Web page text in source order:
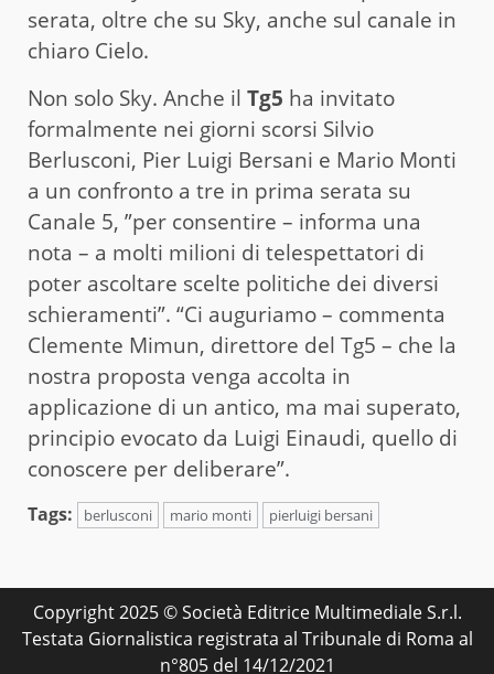
serata, oltre che su Sky, anche sul canale in
chiaro Cielo.
Non solo Sky. Anche il Tg5 ha invitato
formalmente nei giorni scorsi Silvio
Berlusconi, Pier Luigi Bersani e Mario Monti
a un confronto a tre in prima serata su
Canale 5, ”per consentire – informa una
nota – a molti milioni di telespettatori di
poter ascoltare scelte politiche dei diversi
schieramenti”. “Ci auguriamo – commenta
Clemente Mimun, direttore del Tg5 – che la
nostra proposta venga accolta in
applicazione di un antico, ma mai superato,
principio evocato da Luigi Einaudi, quello di
conoscere per deliberare”.
Tags: berlusconi mario monti pierluigi bersani
Copyright 2025 © Società Editrice Multimediale S.r.l.
Testata Giornalistica registrata al Tribunale di Roma al
n°805 del 14/12/2021